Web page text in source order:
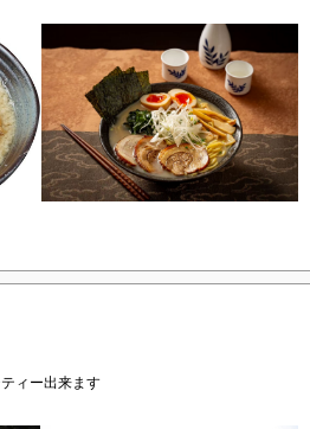
ィー出来ます